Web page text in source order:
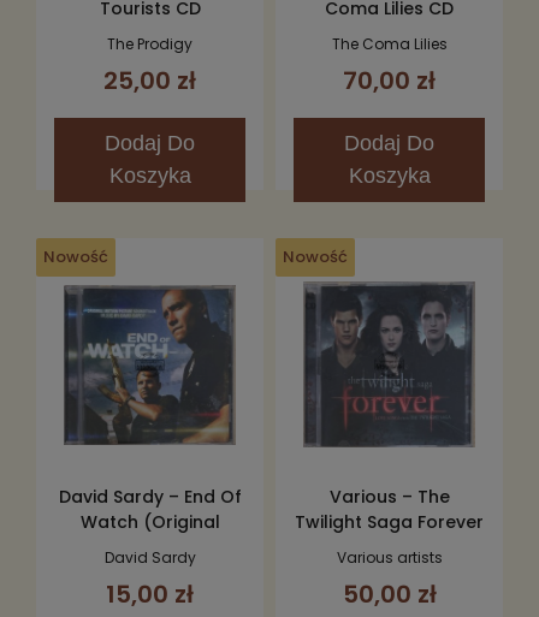
Tourists CD
The Prodigy
25,00 zł
Dodaj Do
Koszyka
Coma Lilies CD
The Coma Lilies
70,00 zł
Dodaj Do
Koszyka
Nowość
David Sardy – End Of
Watch (Original
Motion Picture
Soundtrack) CD
David Sardy
15,00 zł
Nowość
Various – The
Twilight Saga Forever
(Love Songs From
2CD
Various artists
50,00 zł